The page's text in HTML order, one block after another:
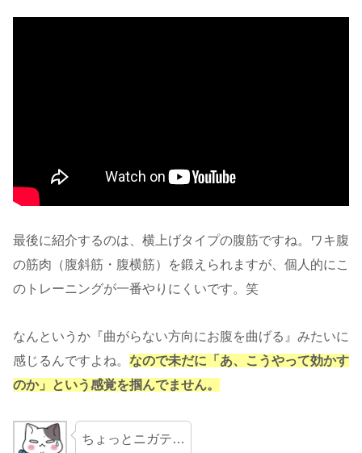
最後に紹介するのは、横上げタイプの腹筋ですね。ワキ腹
の筋肉（腹斜筋・腹横筋）を鍛えられますが、個人的にこ
のトレーニングが一番やりにくいです。笑
なんというか『曲がらない方向にお腹を曲げる』みたいに
感じるんですよね。 なので未だに「あ、こうやって効かす
のか」という感覚を掴んでません。
ちょっとニガテ…